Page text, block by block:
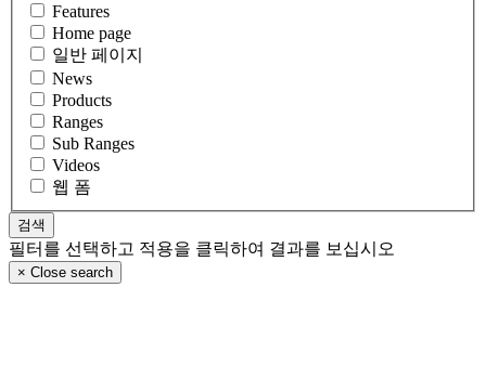
Features
Home page
일반 페이지
News
Products
Ranges
Sub Ranges
Videos
웹 폼
필터를 선택하고 적용을 클릭하여 결과를 보십시오
× Close search